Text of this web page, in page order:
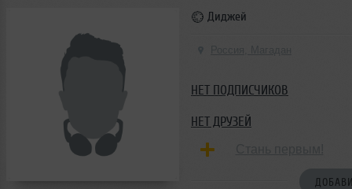
Диджей
НЕТ ПОДПИСЧИКОВ
НЕТ ДРУЗЕЙ